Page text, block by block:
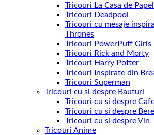
Tricouri La Casa de Papel
Tricouri Deadpool
Tricouri cu mesaje
Thrones
Tricouri PowerPuff Girls
Tricouri Rick and Morty
Tricouri Harry Potter
Tricouri Inspirate din
Tricouri Superman
Tricouri cu si despre Bauturi
Tricouri cu si despre
Tricouri cu si despre Bere
Tricouri cu si despre Vin
Tricouri Anime